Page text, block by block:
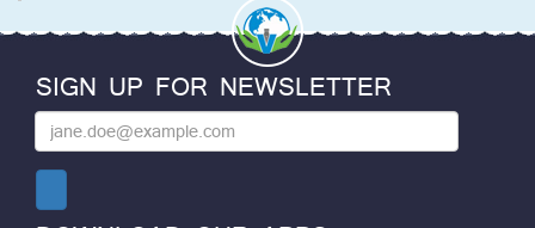
SIGN UP FOR NEWSLETTER